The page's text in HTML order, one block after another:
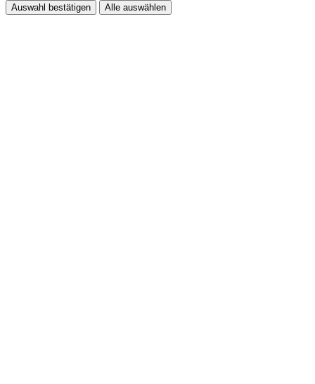
Auswahl bestätigen Alle auswählen